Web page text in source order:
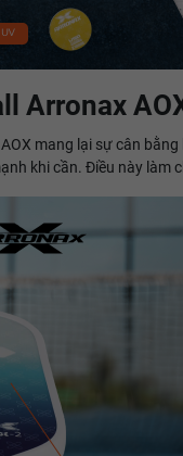
Arronax
mang lại sự cân
khi cần. Điều này